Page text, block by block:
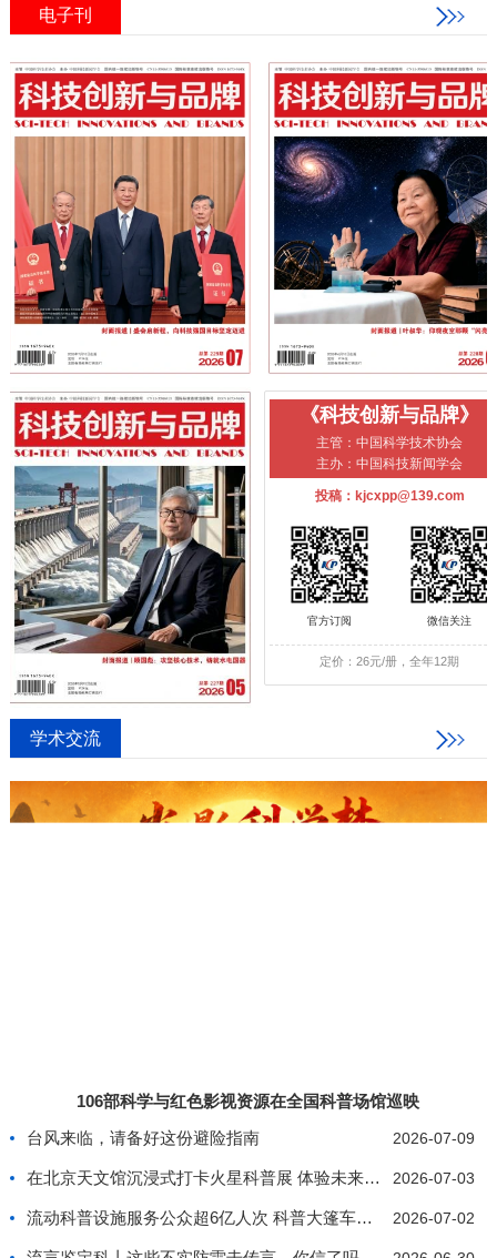
电子刊
《科技创新与品牌》
主管：中国科学技术协会
主办：中国科技新闻学会
投稿：kjcxpp@139.com
官方订阅 微信关注
定价：26元/册，全年12期
学术交流
106部科学与红色影视资源在全国科普场馆巡映
台风来临，请备好这份避险指南
2026-07-09
在北京天文馆沉浸式打卡火星科普展 体验未来星际生 2026-07-03
流动科普设施服务公众超6亿人次 科普大篷车行驶里 2026-07-02